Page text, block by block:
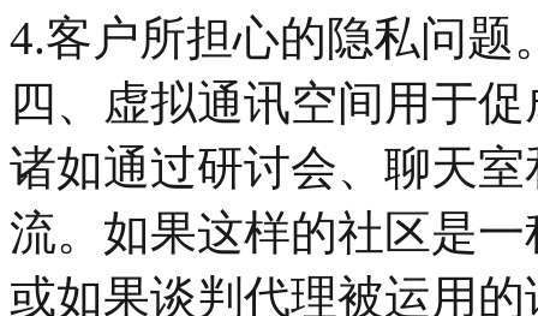
4.客户所担心的隐私问题
四、虚拟通讯空间用于
诸如通过研讨会、聊天
流。如果这样的社区是
或如果谈判代理被运用